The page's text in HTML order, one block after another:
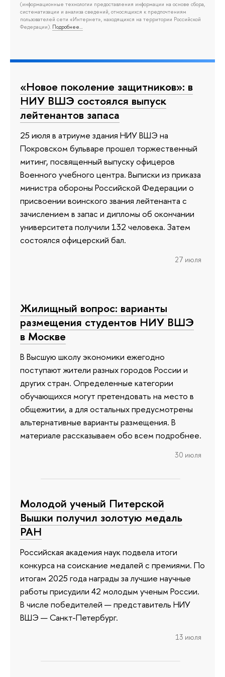
(информационные технологии предоставления информации на основе сбора,
систематизации и анализа сведений, относящихся к предпочтениям
пользователей сети «Интернет», находящихся на территории Российской
Федерации). Подробнее…
«Новое поколение защитников»: в
НИУ ВШЭ состоялся выпуск
лейтенантов запаса
25 июля в атриуме здания НИУ ВШЭ на
Покровском бульваре прошел торжественный
митинг, посвященный выпуску офицеров
Военного учебного центра. Выписки из приказа
министра обороны Российской Федерации о
присвоении воинского звания лейтенанта с
зачислением в запас и дипломы об окончании
университета получили 132 человека. Затем
состоялся офицерский бал.
27 июля
Жилищный вопрос: варианты
размещения студентов НИУ ВШЭ
в Москве
В Высшую школу экономики ежегодно
поступают жители разных городов России и
других стран. Определенные категории
обучающихся могут претендовать на место в
общежитии, а для остальных предусмотрены
альтернативные варианты размещения. В
материале рассказываем обо всем подробнее.
30 июля
Молодой ученый Питерской
Вышки получил золотую медаль
РАН
Российская академия наук подвела итоги
конкурса на соискание медалей с премиями. По
итогам 2025 года награды за лучшие научные
работы присудили 42 молодым ученым России.
В числе победителей — представитель НИУ
ВШЭ — Санкт-Петербург.
13 июля